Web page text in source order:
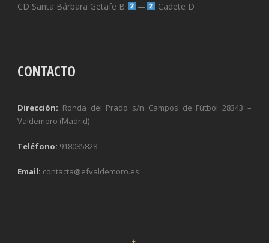
CD Santa Bárbara Getafe B — Cadete D
CONTACTO
Dirección: Ronda del Prado s/n Campos de Fútbol 28343 –
Valdemoro (Madrid)
Teléfono: 918085828
Email: contacta@efvaldemoro.es